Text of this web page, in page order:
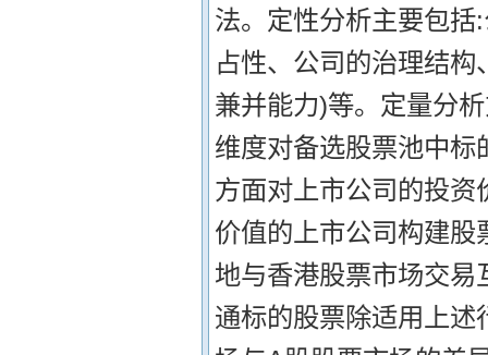
法。定性分析主要包
占性、公司的治理结
兼并能力)等。定量分
维度对备选股票池中
方面对上市公司的投
价值的上市公司构建
地与香港股票市场交
通标的股票除适用上